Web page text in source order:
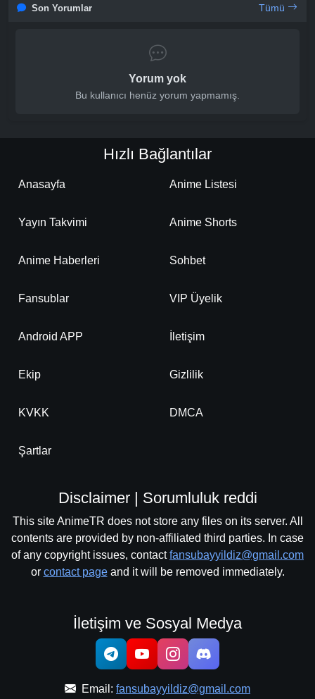
Son Yorumlar Tümü
Yorum yok
Bu kullanıcı henüz yorum yapmamış.
Hızlı Bağlantılar
Anasayfa Anime Listesi
Yayın Takvimi Anime Shorts
Anime Haberleri Sohbet
Fansublar VIP Üyelik
Android APP İletişim
Ekip Gizlilik
KVKK DMCA
Şartlar
Disclaimer | Sorumluluk reddi
This site AnimeTR does not store any files on its server. All
contents are provided by non-affiliated third parties. In case
of any copyright issues, contactfansubayyildiz@gmail.com
or contact pageand it will be removed immediately.
İletişim ve Sosyal Medya
Email: fansubayyildiz@gmail.com